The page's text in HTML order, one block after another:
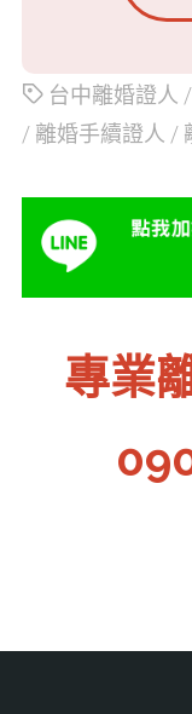
台中離婚證人 /
/ 離婚手續證人 /
專業